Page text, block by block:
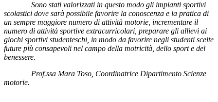
Sono stati valorizzati in questo modo gli impianti sportivi
scolastici dove sarà possibile favorire la conoscenza e la pratica di
un sempre maggiore numero di attività motorie, incrementare il
numero di attività sportive extracurricolari, preparare gli allievi ai
giochi sportivi studenteschi, in modo da favorire negli studenti scelte
future più consapevoli nel campo della motricità, dello sport e del
benessere.
Prof.ssa Mara Toso, Coordinatrice Dipartimento Scienze
motorie.